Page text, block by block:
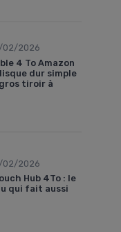
02/2026
4 To Amazon
dur simple
tiroir à
02/2026
Hub 4To : le
qui fait aussi